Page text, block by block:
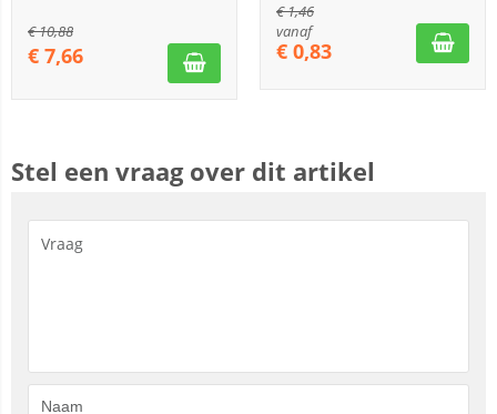
€10,88
€ 7,66
€1,46
vanaf
€ 0,83
Stel een vraag over dit artikel